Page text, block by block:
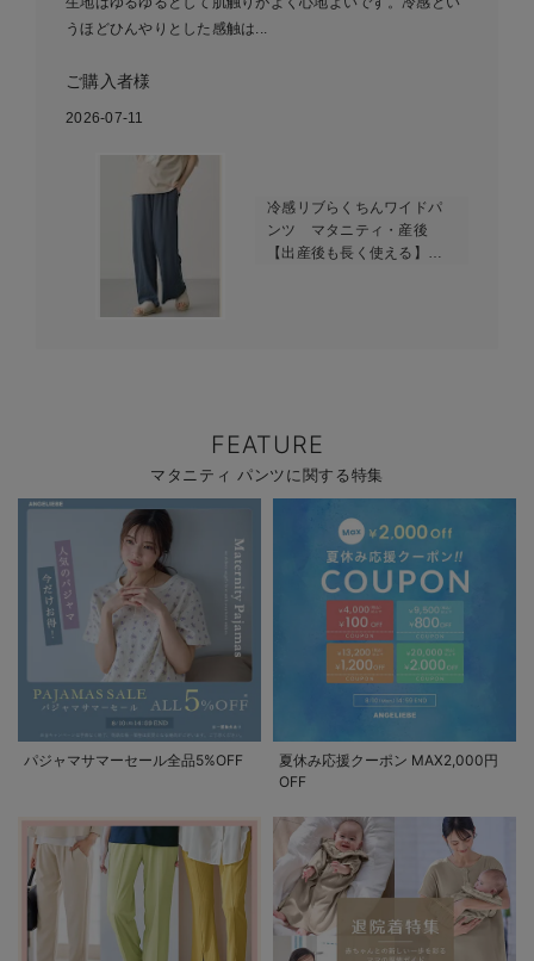
うほどひんやりとした感触は...
ご購入者様
2026-07-11
冷感リブらくちんワイドパ
ンツ マタニティ・産後
【出産後も長く使える】
FEATURE
マタニティ パンツに関する特集
パジャマサマーセール全品5%OFF
夏休み応援クーポン MAX2,000円
OFF